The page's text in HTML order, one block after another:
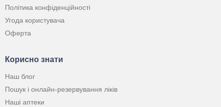
Політика конфіденційності
Угода користувача
Оферта
Корисно знати
Наш блог
Пошук і онлайн-резервування ліків
Наші аптеки